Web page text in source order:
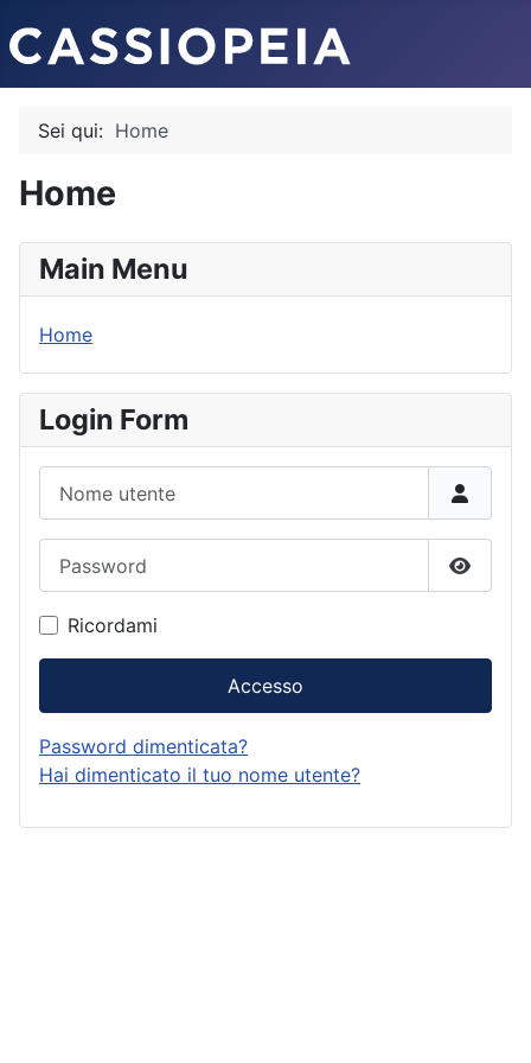
Sei qui: Home
Home
Main Menu
Home
Login Form
Mostra
Ricordami
Accesso
Password dimenticata?
Hai dimenticato il tuo nome utente?